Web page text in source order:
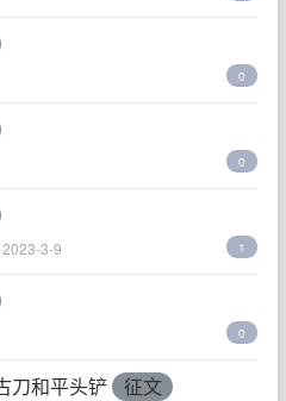
0
0
2023-3-9 1
0
和平头铲 征文